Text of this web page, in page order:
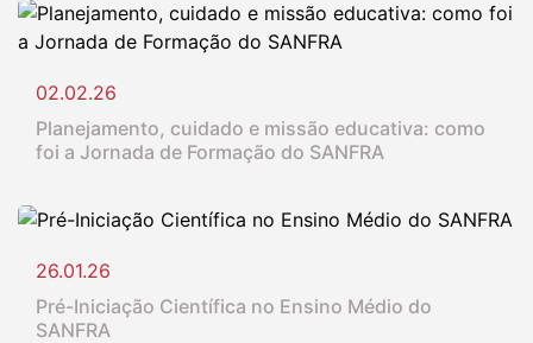
02.02.26
Planejamento, cuidado e missão educativa: como
foi a Jornada de Formação do SANFRA
26.01.26
Pré-Iniciação Científica no Ensino Médio do
SANFRA